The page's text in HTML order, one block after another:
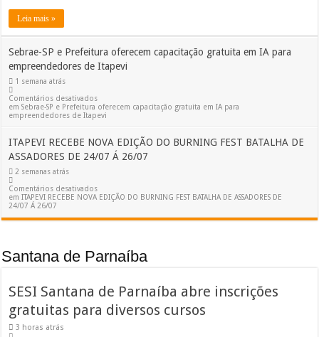
Leia mais »
Sebrae-SP e Prefeitura oferecem capacitação gratuita em IA para
empreendedores de Itapevi
1 semana atrás
Comentários desativados
em Sebrae-SP e Prefeitura oferecem capacitação gratuita em IA para
empreendedores de Itapevi
ITAPEVI RECEBE NOVA EDIÇÃO DO BURNING FEST BATALHA DE
ASSADORES DE 24/07 Á 26/07
2 semanas atrás
Comentários desativados
em ITAPEVI RECEBE NOVA EDIÇÃO DO BURNING FEST BATALHA DE ASSADORES DE
24/07 Á 26/07
Santana de Parnaíba
SESI Santana de Parnaíba abre inscrições
gratuitas para diversos cursos
3 horas atrás